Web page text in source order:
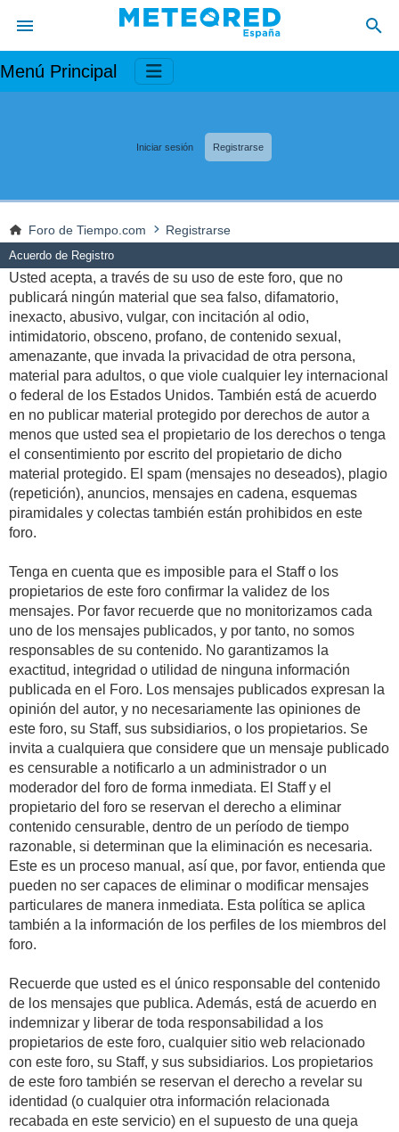
Menú Principal
Iniciar sesión Registrarse
Foro de Tiempo.com Registrarse
Acuerdo de Registro
Usted acepta, a través de su uso de este foro, que no
publicará ningún material que sea falso, difamatorio,
inexacto, abusivo, vulgar, con incitación al odio,
intimidatorio, obsceno, profano, de contenido sexual,
amenazante, que invada la privacidad de otra persona,
material para adultos, o que viole cualquier ley internacional
o federal de los Estados Unidos. También está de acuerdo
en no publicar material protegido por derechos de autor a
menos que usted sea el propietario de los derechos o tenga
el consentimiento por escrito del propietario de dicho
material protegido. El spam (mensajes no deseados), plagio
(repetición), anuncios, mensajes en cadena, esquemas
piramidales y colectas también están prohibidos en este
foro.
Tenga en cuenta que es imposible para el Staff o los
propietarios de este foro confirmar la validez de los
mensajes. Por favor recuerde que no monitorizamos cada
uno de los mensajes publicados, y por tanto, no somos
responsables de su contenido. No garantizamos la
exactitud, integridad o utilidad de ninguna información
publicada en el Foro. Los mensajes publicados expresan la
opinión del autor, y no necesariamente las opiniones de
este foro, su Staff, sus subsidiarios, o los propietarios. Se
invita a cualquiera que considere que un mensaje publicado
es censurable a notificarlo a un administrador o un
moderador del foro de forma inmediata. El Staff y el
propietario del foro se reservan el derecho a eliminar
contenido censurable, dentro de un período de tiempo
razonable, si determinan que la eliminación es necesaria.
Este es un proceso manual, así que, por favor, entienda que
pueden no ser capaces de eliminar o modificar mensajes
particulares de manera inmediata. Esta política se aplica
también a la información de los perfiles de los miembros del
foro.
Recuerde que usted es el único responsable del contenido
de los mensajes que publica. Además, está de acuerdo en
indemnizar y liberar de toda responsabilidad a los
propietarios de este foro, cualquier sitio web relacionado
con este foro, su Staff, y sus subsidiarios. Los propietarios
de este foro también se reservan el derecho a revelar su
identidad (o cualquier otra información relacionada
recabada en este servicio) en el supuesto de una queja